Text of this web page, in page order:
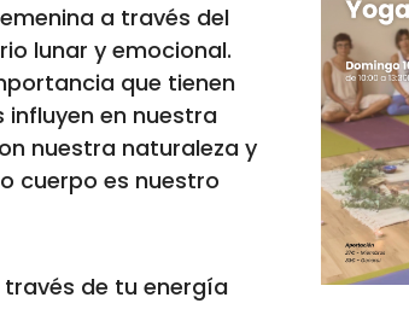
a través del
lunar y emocional.
que tienen
en nuestra
nuestra naturaleza y
cuerpo es nuestro
de tu energía